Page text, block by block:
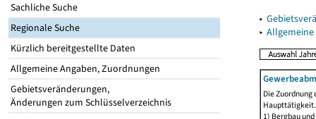
Sachliche Suche
Regionale Suche
Kürzlich bereitgestellte Daten
Allgemeine Angaben, Zuordnungen
Gebietsveränderungen,
Änderungen zum Schlüsselverzeichnis
▸
▸
Die
Haupttätigkeit.
1) Bergbau